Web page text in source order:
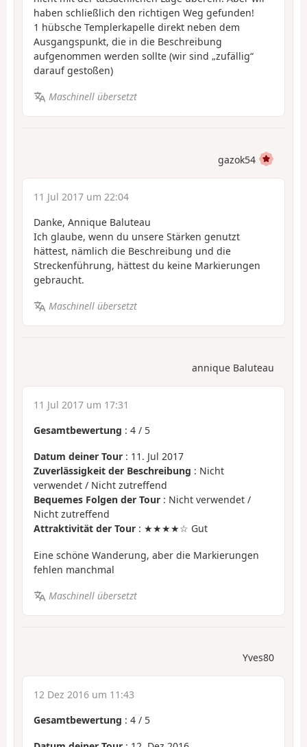
haben schließlich den richtigen Weg gefunden!
1 hübsche Templerkapelle direkt neben dem
Ausgangspunkt, die in die Beschreibung
aufgenommen werden sollte (wir sind „zufällig“
darauf gestoßen)
Maschinell übersetzt
gazok54
11 Jul 2017 um 22:04
Danke, Annique Baluteau
Ich glaube, wenn du unsere Stärken genutzt
hättest, nämlich die Beschreibung und die
Streckenführung, hättest du keine Markierungen
gebraucht.
Maschinell übersetzt
annique Baluteau
11 Jul 2017 um 17:31
Gesamtbewertung : 4 / 5
Datum deiner Tour : 11. Jul 2017
Zuverlässigkeit der Beschreibung : Nicht
verwendet / Nicht zutreffend
Bequemes Folgen der Tour : Nicht verwendet /
Nicht zutreffend
Attraktivität der Tour : ★★★★☆ Gut
Eine schöne Wanderung, aber die Markierungen
fehlen manchmal
Maschinell übersetzt
Yves80
12 Dez 2016 um 11:43
Gesamtbewertung : 4 / 5